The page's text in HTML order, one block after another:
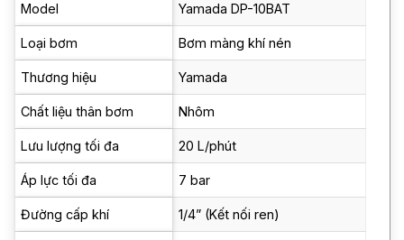
Model Yamada DP-10BAT
Loại bơm Bơm màng khí nén
Thương hiệu Yamada
Chất liệu thân bơm Nhôm
Lưu lượng tối đa 20 L/phút
Áp lực tối đa 7 bar
Đường cấp khí 1/4” (Kết nối ren)